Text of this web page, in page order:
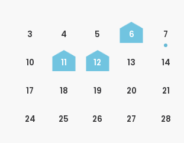
3 4 5 6 7
10 11 12 13 14
17 18 19 20 21
24 25 26 27 28